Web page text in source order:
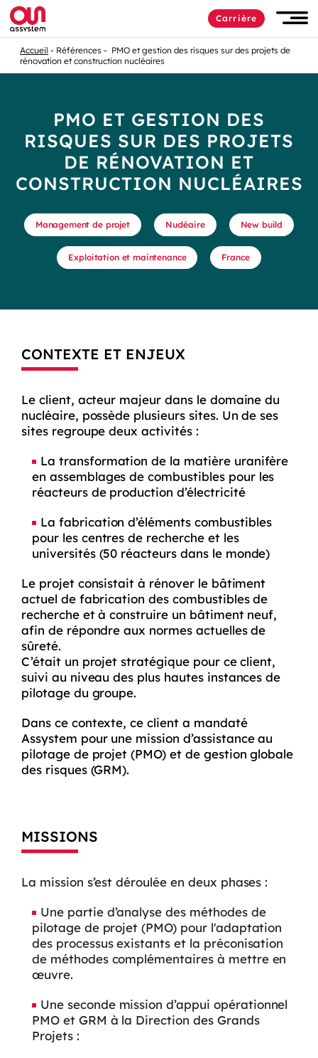
Carrière
Accueil Références
PMO et gestion des risques sur des projets de
rénovation et construction nucléaires
PMO ET GESTION DES
RISQUES SUR DES PROJETS
DE RÉNOVATION ET
CONSTRUCTION NUCLÉAIRES
Management de projet Nucléaire New build
Exploitation et maintenance France
CONTEXTE ET ENJEUX
Le client, acteur majeur dans le domaine du
nucléaire, possède plusieurs sites. Un de ses
sites regroupe deux activités :
La transformation de la matière uranifère
en assemblages de combustibles pour les
réacteurs de production d’électricité
La fabrication d’éléments combustibles
pour les centres de recherche et les
universités (50 réacteurs dans le monde)
Le projet consistait à rénover le bâtiment
actuel de fabrication des combustibles de
recherche et à construire un bâtiment neuf,
afin de répondre aux normes actuelles de
sûreté.
C’était un projet stratégique pour ce client,
suivi au niveau des plus hautes instances de
pilotage du groupe.
Dans ce contexte, ce client a mandaté
Assystem pour une mission d’assistance au
pilotage de projet (PMO) et de gestion globale
des risques (GRM).
MISSIONS
La mission s’est déroulée en deux phases :
Une partie d’analyse des méthodes de
pilotage de projet (PMO) pour l'adaptation
des processus existants et la préconisation
de méthodes complémentaires à mettre en
œuvre.
Une seconde mission d’appui opérationnel
PMO et GRM à la Direction des Grands
Projets :